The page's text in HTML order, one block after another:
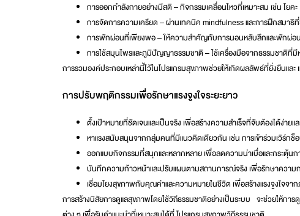
การออกกำลังกายอย่างมีสติ– กิจกรรมเคลื่อนไหวที่เหมาะสม เช่น โยค
การจัดการความเครียด– ผ่านเทคนิค mindfulness และการฝึกสมาธิ
การพักผ่อนที่เพียงพอ– ให้ความสำคัญกับการนอนหลับลึกและพักผ่
การใช้สมุนไพรและภูมิปัญญาธรรมชาติ– ใช้เครื่องมือจากธรรมชาติที่
การรวมองค์ประกอบเหล่านี้ไว้ในโปรแกรมสุขภาพช่วยให้เกิดผลลัพธ์ที่ยั่งยืนและ
การปรับพฤติกรรมเพื่อรักษาแรงจูงใจระยะยาว
ตั้งเป้าหมายที่ชัดเจนและเป็นจริงเพื่อสร้างความสำเร็จที่จับต้องได้ง่ายแ
หาแรงสนับสนุนจากกลุ่มคนที่มีแนวคิดเดียวกันเช่น การเข้าร่วมเวิร์
ออกแบบกิจกรรมที่สนุกและหลากหลายเพื่อลดความน่าเบื่อและกระตุ้น
บันทึกความก้าวหน้าและปรับแผนตามสถานการณ์จริงเพื่อรักษาความ
เชื่อมโยงสุขภาพกับคุณค่าและความหมายในชีวิตเพื่อสร้างแรงจูงใจจ
การสร้างนิสัยการดูแลสุขภาพโดยใช้วิถีธรรมชาติอย่างเป็นระบบ จะช่วยให้กา